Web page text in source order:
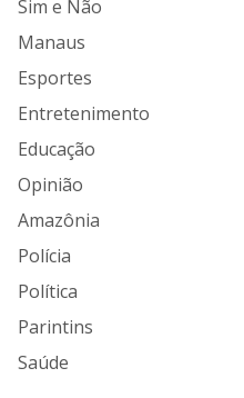
Sim e Não
Manaus
Esportes
Entretenimento
Educação
Opinião
Amazônia
Polícia
Política
Parintins
Saúde